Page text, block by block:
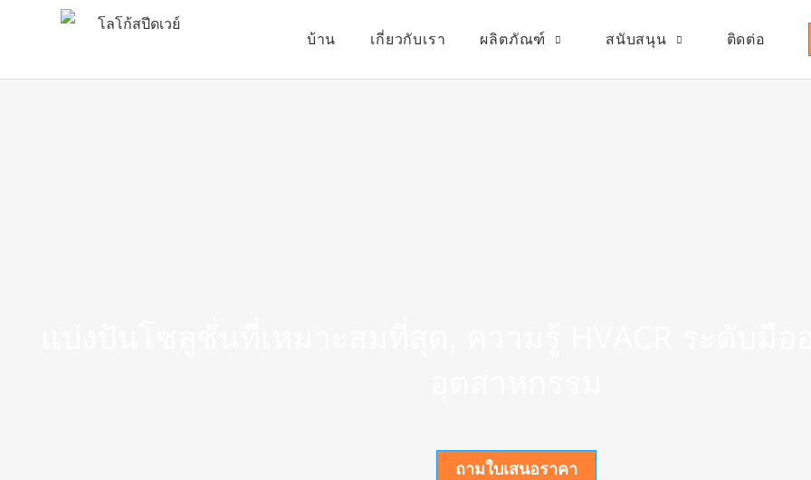
บ้าน เกี่ยวกับเรา ผลิตภัณฑ์ สนับสนุน ติดต่อ
ถามใบเสนอราคา